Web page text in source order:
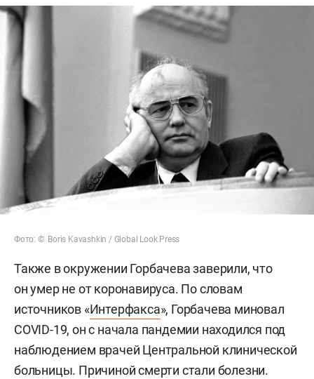
Фото: © Boris Kavashkin / Global Look Press
Также в окружении Горбачева заверили, что
он умер не от коронавируса. По словам
источников «Интерфакса», Горбачева миновал
COVID-19, он с начала пандемии находился под
наблюдением врачей Центральной клинической
больницы. Причиной смерти стали болезни.